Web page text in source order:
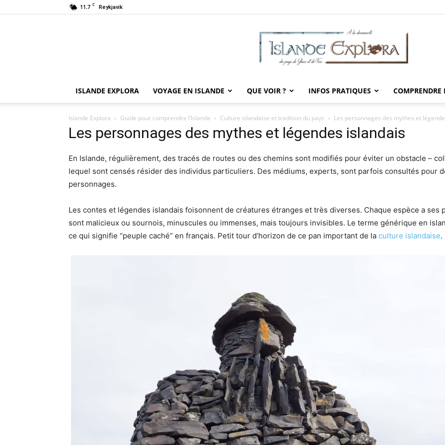
11.7 C Reykjavik
Explora
ISLANDE EXPLORA VOYAGE EN ISLANDE QUE VOIR ? INFOS PRATIQUES COMPRENDRE
Islande Explora Guide pour comprendre l’Islande Culture islandaise et tradition du pays Les personnages des mythes et
Les personnages des mythes et légendes islandais
En Islande, régulièrement, des tracés de routes ou des chemins sont modifiés pour éviter un obstacle –
lequel sont censés résider des individus particuliers. Des médiums, experts, sont parfois consultés pour
personnages.
Les contes et légendes islandais foisonnent de créatures étranges et très diverses. Chaque espèce a
sont malicieux ou sournois, minuscules ou immenses, mais toujours invisibles. Le terme générique en
ce qui signifie “peuple caché” en français. Petit tour d’horizon de ce pan important de la culture islandaise.